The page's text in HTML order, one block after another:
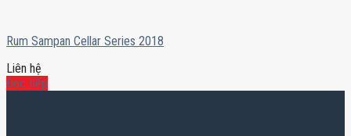
Rum Sampan Cellar Series 2018
Liên hệ
Đọc tiếp